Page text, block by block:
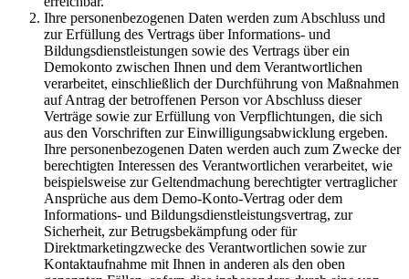
Ihre personenbezogenen Daten werden zum Abschluss und
zur Erfüllung des Vertrags über Informations- und
Bildungsdienstleistungen sowie des Vertrags über ein
Demokonto zwischen Ihnen und dem Verantwortlichen
verarbeitet, einschließlich der Durchführung von Maßnahmen
auf Antrag der betroffenen Person vor Abschluss dieser
Verträge sowie zur Erfüllung von Verpflichtungen, die sich
aus den Vorschriften zur Einwilligungsabwicklung ergeben.
Ihre personenbezogenen Daten werden auch zum Zwecke der
berechtigten Interessen des Verantwortlichen verarbeitet, wie
beispielsweise zur Geltendmachung berechtigter vertraglicher
Ansprüche aus dem Demo-Konto-Vertrag oder dem
Informations- und Bildungsdienstleistungsvertrag, zur
Sicherheit, zur Betrugsbekämpfung oder für
Direktmarketingzwecke des Verantwortlichen sowie zur
Kontaktaufnahme mit Ihnen in anderen als den oben